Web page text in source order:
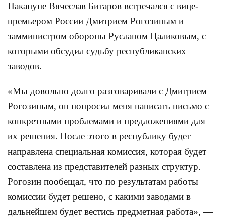
Накануне Вячеслав Битаров встречался с вице-
премьером России Дмитрием Рогозиным и
замминистром обороны Русланом Цаликовым, с
которыми обсудил судьбу республиканских
заводов.
«Мы довольно долго разговаривали с Дмитрием
Рогозиным, он попросил меня написать письмо с
конкретными проблемами и предложениями для
их решения. После этого в республику будет
направлена специальная комиссия, которая будет
составлена из представителей разных структур.
Рогозин пообещал, что по результатам работы
комиссии будет решено, с какими заводами в
дальнейшем будет вестись предметная работа», —